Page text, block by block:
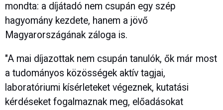
mondta: a díjátadó nem csupán egy szép
hagyomány kezdete, hanem a jövő
Magyarországának záloga is.
"A mai díjazottak nem csupán tanulók, ők már most
a tudományos közösségek aktív tagjai,
laboratóriumi kísérleteket végeznek, kutatási
kérdéseket fogalmaznak meg, előadásokat